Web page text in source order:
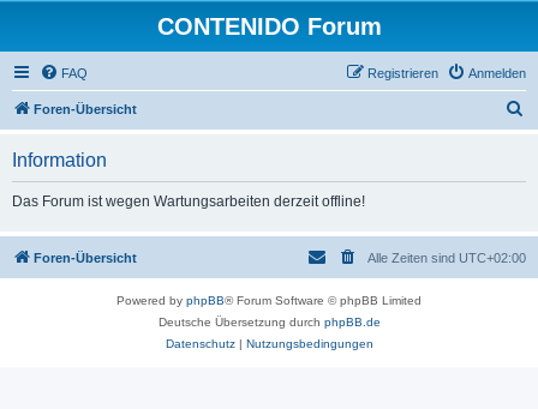
CONTENIDO Forum
FAQ Anmelden
Registrieren
Foren-Übersicht
Information
Das Forum ist wegen Wartungsarbeiten derzeit offline!
Foren-Übersicht Alle Zeiten sind UTC+02:00
Powered by phpBB® Forum Software © phpBB Limited
Deutsche Übersetzung durch phpBB.de
Datenschutz| Nutzungsbedingungen